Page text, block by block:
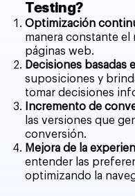
Testing?
Optimización
manera constante el
páginas web.
Decisiones basadas
suposiciones y
tomar decisiones
Incremento de
las versiones que
conversión.
Mejora de la
entender las
optimizando la